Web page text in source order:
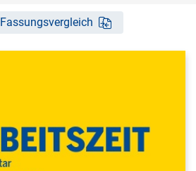
Fassungsvergleich